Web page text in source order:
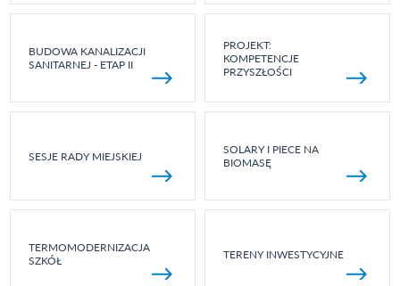
BUDOWA KANALIZACJI
SANITARNEJ - ETAP II
PROJEKT:
KOMPETENCJE
PRZYSZŁOŚCI
SESJE RADY MIEJSKIEJ
SOLARY I PIECE NA
BIOMASĘ
TERMOMODERNIZACJA
SZKÓŁ
TERENY INWESTYCYJNE